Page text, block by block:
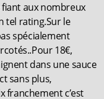
fiant aux nombreux
tel rating.Sur le
spécialement
18€,
dans une sauce
sans plus,
franchement c’est